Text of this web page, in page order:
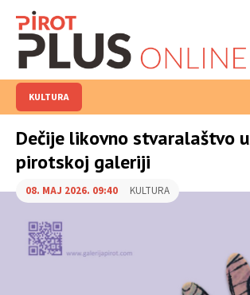
KULTURA
Dečije likovno stvaralaštvo u
pirotskoj galeriji
08. MAJ 2026. 09:40 KULTURA